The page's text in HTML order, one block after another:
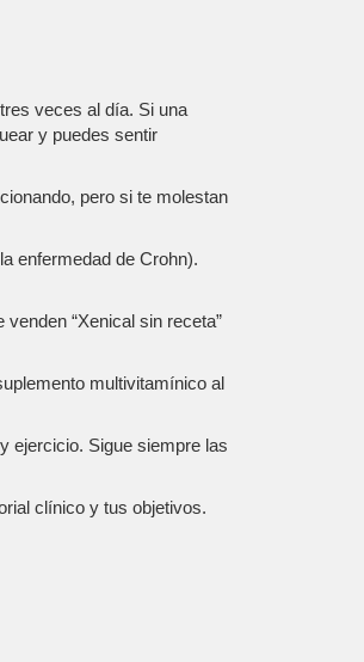
veces al día. Si una
y puedes sentir
pero si te molestan
enfermedad de Crohn).
“Xenical sin receta”
multivitamínico al
ejercicio. Sigue siempre las
clínico y tus objetivos.